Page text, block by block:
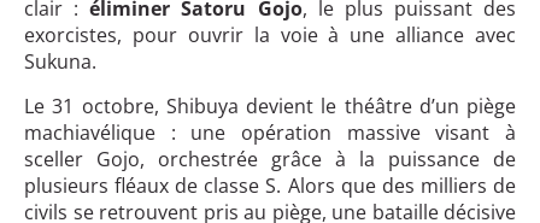
clair :éliminer Satoru Gojo, le plus puissant des
exorcistes, pour ouvrir la voie à une alliance avec
Sukuna.
Le 31 octobre, Shibuya devient le théâtre d’un piège
machiavélique : une opération massive visant à
sceller Gojo, orchestrée grâce à la puissance de
plusieurs fléaux de classe S. Alors que des milliers de
civils se retrouvent pris au piège, une bataille décisive